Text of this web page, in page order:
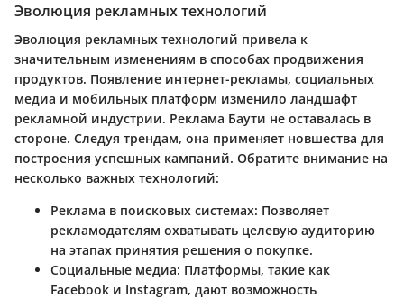
Эволюция рекламных технологий
Эволюция рекламных технологий привела к
значительным изменениям в способах продвижения
продуктов. Появление интернет-рекламы, социальных
медиа и мобильных платформ изменило ландшафт
рекламной индустрии. Реклама Баути не оставалась в
стороне. Следуя трендам, она применяет новшества для
построения успешных кампаний. Обратите внимание на
несколько важных технологий:
Реклама в поисковых системах: Позволяет
рекламодателям охватывать целевую аудиторию
на этапах принятия решения о покупке.
Социальные медиа: Платформы, такие как
Facebook и Instagram, дают возможность